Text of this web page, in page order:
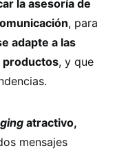
la asesoría de
, para
adapte a las
productos, y que
atractivo,
mensajes